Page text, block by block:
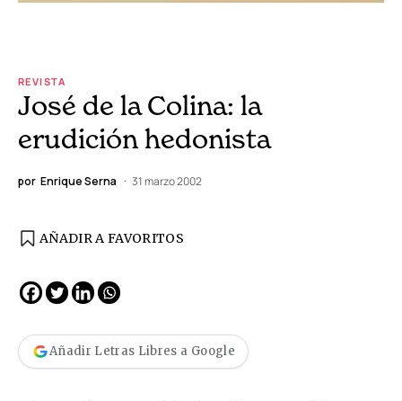
REVISTA
José de la Colina: la
erudición hedonista
por Enrique Serna 31 marzo 2002
AÑADIR A FAVORITOS
Añadir Letras Libres a Google